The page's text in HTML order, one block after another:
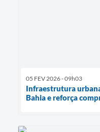
05 FEV 2026 - 09h03
Infraestrutura
Bahia e reforça